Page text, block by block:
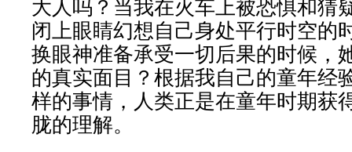
大人吗？当我在火车上被恐惧和猜
闭上眼睛幻想自己身处平行时空的
换眼神准备承受一切后果的时候，
的真实面目？根据我自己的童年经
样的事情，人类正是在童年时期获
胧的理解。